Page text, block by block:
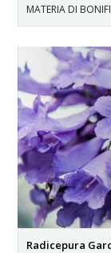
MATERIA DI
Radicepura